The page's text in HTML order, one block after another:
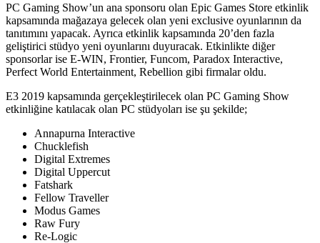
PC Gaming Show’un ana sponsoru olan Epic Games Store etkinlik
kapsamında mağazaya gelecek olan yeni exclusive oyunlarının da
tanıtımını yapacak. Ayrıca etkinlik kapsamında 20’den fazla
geliştirici stüdyo yeni oyunlarını duyuracak. Etkinlikte diğer
sponsorlar ise E-WIN, Frontier, Funcom, Paradox Interactive,
Perfect World Entertainment, Rebellion gibi firmalar oldu.
E3 2019 kapsamında gerçekleştirilecek olan PC Gaming Show
etkinliğine katılacak olan PC stüdyoları ise şu şekilde;
Annapurna Interactive
Chucklefish
Digital Extremes
Digital Uppercut
Fatshark
Fellow Traveller
Modus Games
Raw Fury
Re-Logic